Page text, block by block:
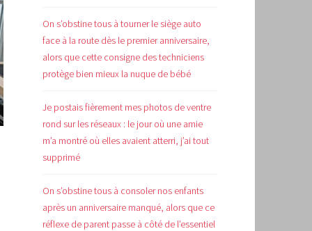
On s’obstine tous à tourner le siège auto
face à la route dès le premier anniversaire,
alors que cette consigne des techniciens
protège bien mieux la nuque de bébé
Je postais fièrement mes photos de ventre
rond sur les réseaux : le jour où une amie
m’a montré où elles avaient atterri, j’ai tout
supprimé
On s’obstine tous à consoler nos enfants
après un anniversaire manqué, alors que ce
réflexe de parent passe à côté de l’essentiel